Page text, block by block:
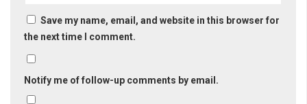
Save my name, email, and website in this browser for
the next time I comment.
Notify me of follow-up comments by email.